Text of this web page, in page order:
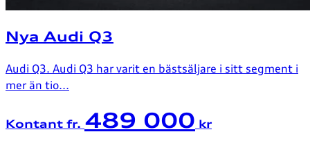
Nya Audi Q3
Audi Q3. Audi Q3 har varit en bästsäljare i sitt segment i
mer än tio...
Kontant fr. 489 000 kr